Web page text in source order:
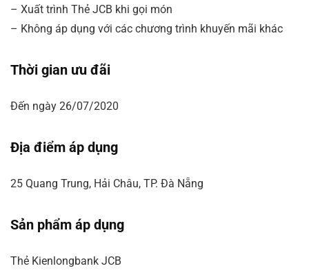
– Xuất trình Thẻ JCB khi gọi món
– Không áp dụng với các chương trình khuyến mãi khác
Thời gian ưu đãi
Đến ngày 26/07/2020
Địa điểm áp dụng
25 Quang Trung, Hải Châu, TP. Đà Nẵng
Sản phẩm áp dụng
Thẻ Kienlongbank JCB